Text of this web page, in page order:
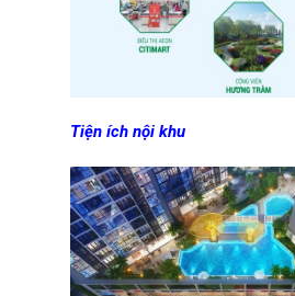
Tiện ích nội khu